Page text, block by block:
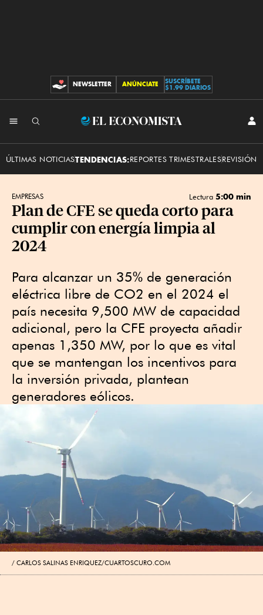
CONTRIBUCIONES
NEWSLETTER ANÚNCIATE
SUSCRÍBETE
$1.99 DIARIOS
El
ÚLTIMAS NOTICIASTENDENCIAS:REPORTES TRIMESTRALESREVISIÓN
EMPRESAS Lectura 5:00 min
Plan de CFE se queda corto para
cumplir con energía limpia al
2024
Para alcanzar un 35% de generación
eléctrica libre de CO2 en el 2024 el
país necesita 9,500 MW de capacidad
adicional, pero la CFE proyecta añadir
apenas 1,350 MW, por lo que es vital
que se mantengan los incentivos para
la inversión privada, plantean
generadores eólicos.
CARLOS SALINAS ENRIQUEZ/CUARTOSCURO.COM